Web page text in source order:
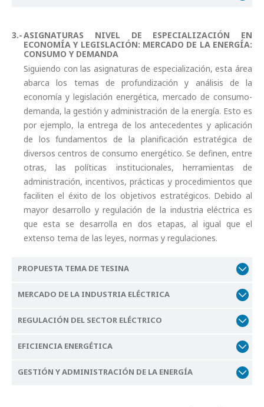
ASIGNATURAS NIVEL DE ESPECIALIZACIÓN EN
ECONOMÍA Y LEGISLACIÓN: MERCADO DE LA ENERGÍA:
CONSUMO Y DEMANDA
Siguiendo con las asignaturas de especialización, esta área
abarca los temas de profundización y análisis de la
economía y legislación energética, mercado de consumo-
demanda, la gestión y administración de la energía. Esto es
por ejemplo, la entrega de los antecedentes y aplicación
de los fundamentos de la planificación estratégica de
diversos centros de consumo energético. Se definen, entre
otras, las políticas institucionales, herramientas de
administración, incentivos, prácticas y procedimientos que
faciliten el éxito de los objetivos estratégicos. Debido al
mayor desarrollo y regulación de la industria eléctrica es
que esta se desarrolla en dos etapas, al igual que el
extenso tema de las leyes, normas y regulaciones.
PROPUESTA TEMA DE TESINA
MERCADO DE LA INDUSTRIA ELÉCTRICA
REGULACIÓN DEL SECTOR ELÉCTRICO
EFICIENCIA ENERGÉTICA
GESTIÓN Y ADMINISTRACIÓN DE LA ENERGÍA